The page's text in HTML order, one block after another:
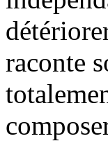
raconte